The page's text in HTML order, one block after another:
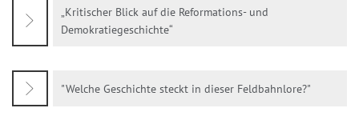
„Kritischer Blick auf die Reformations- und
Demokratiegeschichte“
"Welche Geschichte steckt in dieser Feldbahnlore?"